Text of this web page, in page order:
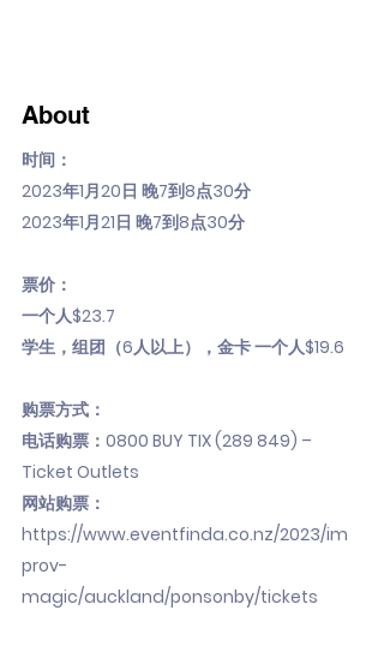
About
时间：
2023年1月20日 晚7到8点30分
2023年1月21日 晚7到8点30分
票价：
一个人$23.7
学生，组团（6人以上），金卡 一个人$19.6
购票方式：
电话购票：0800 BUY TIX (289 849) –
Ticket Outlets
网站购票：
https://www.eventfinda.co.nz/2023/im
prov-
magic/auckland/ponsonby/tickets